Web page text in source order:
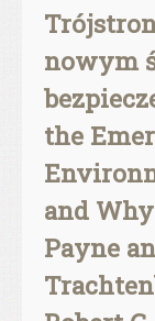
nowym
the
and
Payne